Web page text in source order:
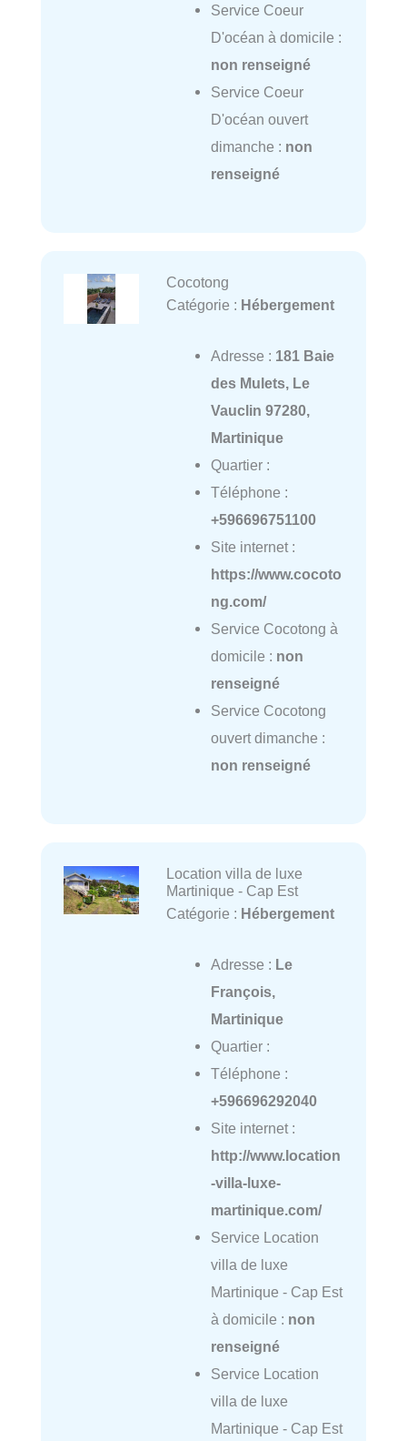
Service Coeur
D'océan à domicile :
non renseigné
Service Coeur
D'océan ouvert
dimanche : non
renseigné
Cocotong
Catégorie : Hébergement
Adresse : 181 Baie
des Mulets, Le
Vauclin 97280,
Martinique
Quartier :
Téléphone :
+596696751100
Site internet :
https://www.cocoto
ng.com/
Service Cocotong à
domicile : non
renseigné
Service Cocotong
ouvert dimanche :
non renseigné
Location villa de luxe
Martinique - Cap Est
Catégorie : Hébergement
Adresse : Le
François,
Martinique
Quartier :
Téléphone :
+596696292040
Site internet :
http://www.location
-villa-luxe-
martinique.com/
Service Location
villa de luxe
Martinique - Cap Est
à domicile : non
renseigné
Service Location
villa de luxe
Martinique - Cap Est